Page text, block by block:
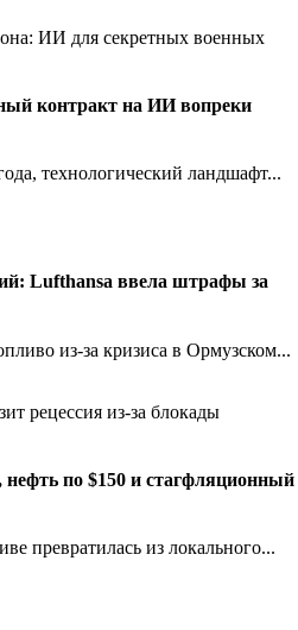
контракт на ИИ вопреки
технологический ландшафт...
Lufthansa ввела штрафы за
из-за кризиса в Ормузском...
нефть по $150 и стагфляционный
превратилась из локального...